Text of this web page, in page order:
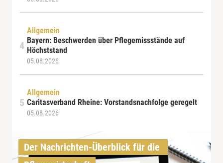
Allgemein
Bayern: Beschwerden über Pflegemissstände auf
Höchststand
05.08.2026
Allgemein
Caritasverband Rheine: Vorstandsnachfolge geregelt
05.08.2026
Der Nachrichten-Überblick für die